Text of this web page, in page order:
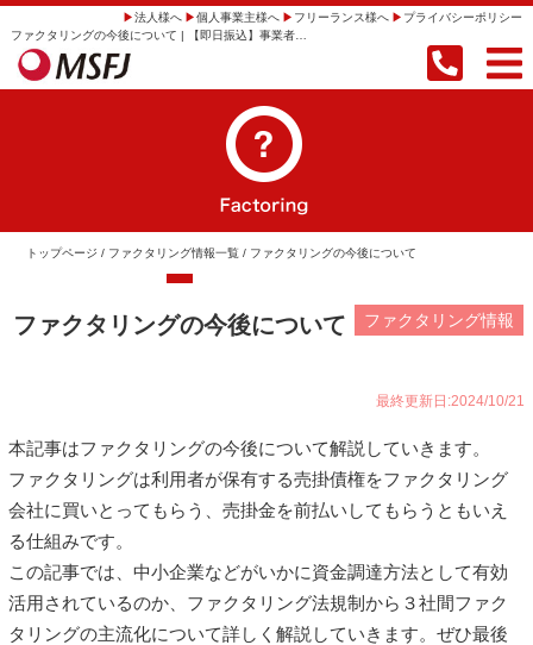
ファクタリングの今後について | 【即日振込】事業者向けファクタリングならMSFJ株式会社
法人様へ 個人事業主様へ フリーランス様へ プライバシーポリシー
トップページ / ファクタリング情報一覧 / ファクタリングの今後について
ファクタリングの今後について ファクタリング情報
最終更新日:2024/10/21
本記事はファクタリングの今後について解説していきます。
ファクタリングは利用者が保有する売掛債権をファクタリング
会社に買いとってもらう、売掛金を前払いしてもらうともいえ
る仕組みです。
この記事では、中小企業などがいかに資金調達方法として有効
活用されているのか、ファクタリング法規制から３社間ファク
タリングの主流化について詳しく解説していきます。ぜひ最後